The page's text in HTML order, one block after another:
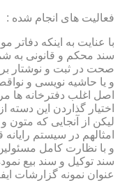
فعالیت های انجام شده :
با عنایت به اینکه دفاتر
سند محکم و قانونی به
صحت در ثبت و نوشتار
و یا حاشیه نویسی و
اصل اغلب دفترخانه ها
اختیار گذاردن این دسته
لیکن از آنجایی که متون
امثالهم در سیستم
و با نظارت کامل
سند توکیل و سند بیع
عنوان نمونه گزارشات